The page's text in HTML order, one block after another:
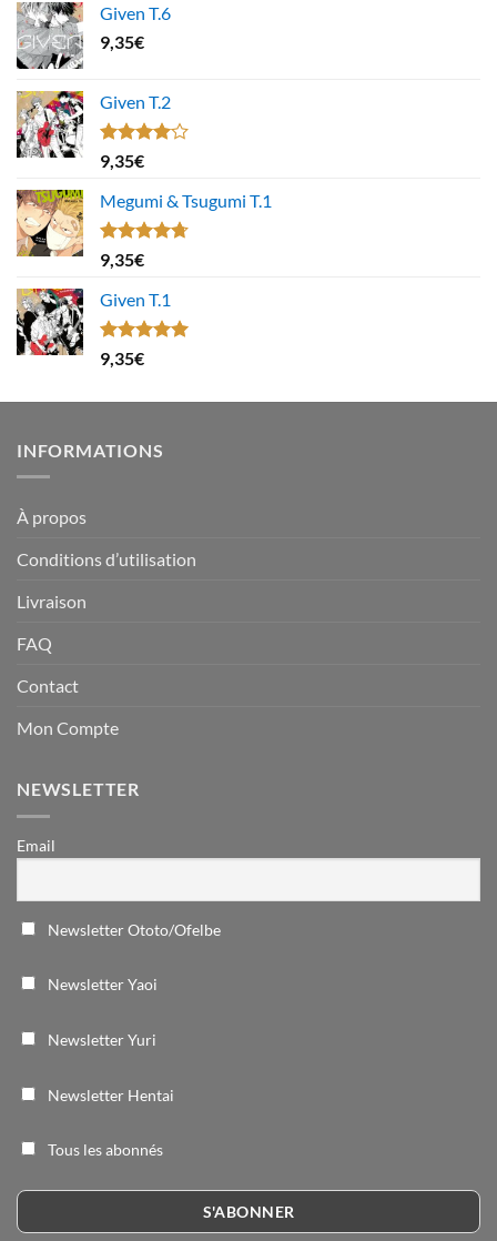
Given T.6
9,35€
Given T.2
Note
4.00
5
9,35€
Megumi & Tsugumi T.1
Note4.67
sur 5
9,35€
Given T.1
Note5.00
sur 5
9,35€
INFORMATIONS
À propos
Conditions d’utilisation
Livraison
FAQ
Contact
Mon Compte
NEWSLETTER
Email
Newsletter Ototo/Ofelbe
Newsletter Yaoi
Newsletter Yuri
Newsletter Hentai
Tous les abonnés